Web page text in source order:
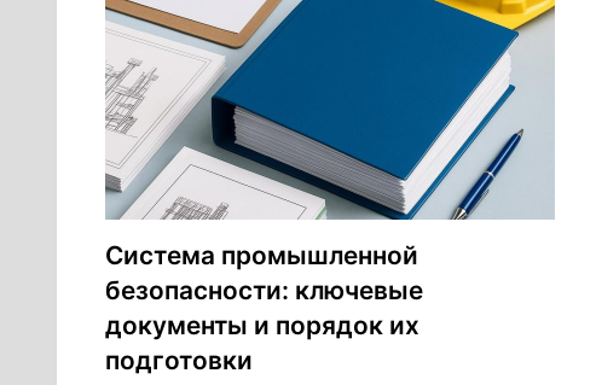
Система промышленной
безопасности: ключевые
документы и порядок их
подготовки